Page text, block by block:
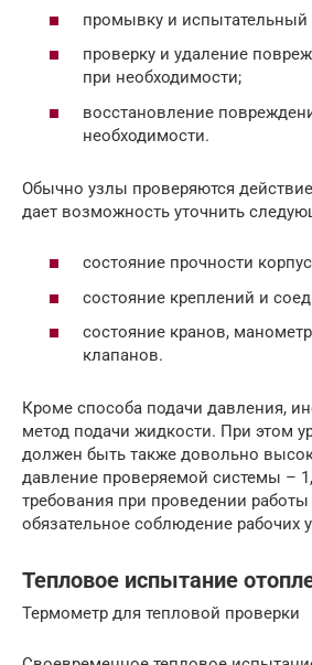
промывку и испытательный
проверку и удаление
при необходимости;
восстановление
необходимости.
Обычно узлы проверяются
дает возможность уточнить
состояние прочности
состояние креплений и
состояние кранов,
клапанов.
Кроме способа подачи давления,
метод подачи жидкости. При этом
должен быть также довольно
давление проверяемой системы –
требования при проведении
обязательное соблюдение рабочих
Тепловое испытание
Термометр для тепловой проверки